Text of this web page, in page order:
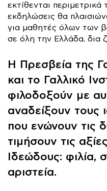
εκτίθενται
εκδηλώσεις θα
για μαθητές όλων των
σε όλη την Ελλάδα, δια
Η Πρεσβεία της
και το Γαλλικό
φιλοδοξούν με
αναδείξουν τους
που ενώνουν τις
τιμήσουν τις
Ιδεώδους: φιλία,
αριστεία.